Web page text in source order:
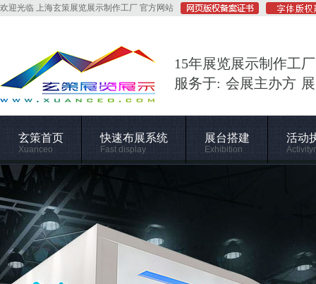
欢迎光临 上海玄策展览展示制作工厂 官方网站
15年展览展示制作工厂
服务于: 会展主办方
玄策首页
Xuanceo
快速布展系统
Fast display
展台搭建
Exhibition
活动